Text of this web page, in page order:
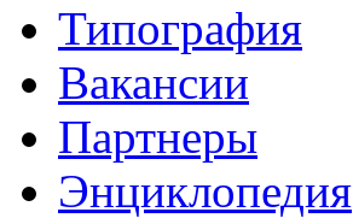
Типография
Вакансии
Партнеры
Энциклопедия